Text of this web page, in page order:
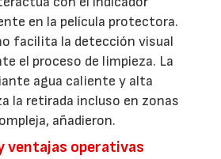
en la película protectora.
facilita la detección visual
el proceso de limpieza. La
agua caliente y alta
la retirada incluso en zonas
añadieron.
ventajas operativas